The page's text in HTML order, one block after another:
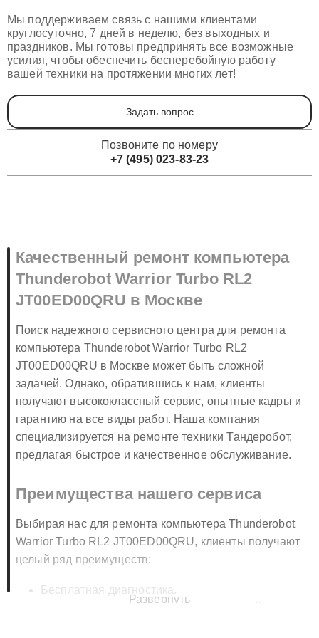
Мы поддерживаем связь с нашими клиентами
круглосуточно, 7 дней в неделю, без выходных и
праздников. Мы готовы предпринять все возможные
усилия, чтобы обеспечить бесперебойную работу
вашей техники на протяжении многих лет!
Задать вопрос
Позвоните по номеру
+7 (495) 023-83-23
Качественный ремонт компьютера
Thunderobot Warrior Turbo RL2
JT00ED00QRU в Москве
Поиск надежного сервисного центра для ремонта
компьютера Thunderobot Warrior Turbo RL2
JT00ED00QRU в Москве может быть сложной
задачей. Однако, обратившись к нам, клиенты
получают высококлассный сервис, опытные кадры и
гарантию на все виды работ. Наша компания
специализируется на ремонте техники Тандеробот,
предлагая быстрое и качественное обслуживание.
Преимущества нашего сервиса
Выбирая нас для ремонта компьютера Thunderobot
Warrior Turbo RL2 JT00ED00QRU, клиенты получают
целый ряд преимуществ:
Бесплатная диагностика.
Развернуть